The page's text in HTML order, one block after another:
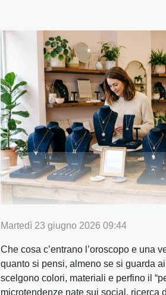
Martedì 23 giugno 2026 09:44
Che cosa c’entrano l’oroscopo e una
quanto si pensi, almeno se si guarda
scelgono colori, materiali e perfino il
microtendenze nate sui social, ricerca